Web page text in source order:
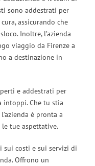
sono addestrati per
assicurando che
Inoltre, l’azienda
viaggio da Firenze a
a destinazione in
e addestrati per
intoppi. Che tu stia
è pronta a
le tue aspettative.
costi e sui servizi di
Offrono un